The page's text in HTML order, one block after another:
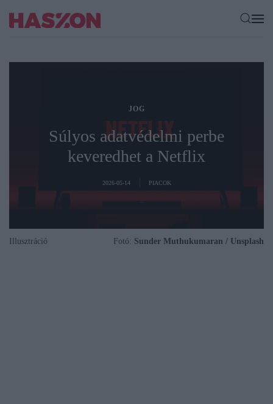
JOG
Súlyos adatvédelmi perbe
keveredhet a Netflix
2026-05-14 PIACOK
Illusztráció Fotó: Sunder Muthukumaran / Unsplash